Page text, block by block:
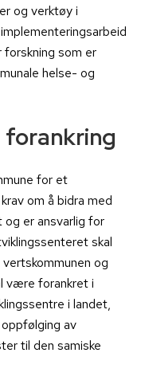
og verktøy i
som er
helse- og
forankring
for et
om å bidra med
og er ansvarlig for
skal
og
være forankret i
i landet,
av
til den samiske